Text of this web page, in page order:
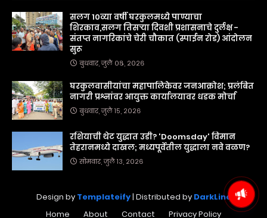
सलग 10व्या वर्षी घरकुलमध्ये पाण्याचा
शिरकाव,सलग तिसऱ्या दिवशी प्रशासनाचे दुर्लक्ष -
संतप्त नागरिकांचे चेरी चौकात (स्पाईन रोड) आंदोलन
सुरू
बुधवार, जुलै ०८, २०२६
घरकुलवासीयांचा महापालिकेवर जनआक्रोश; प्रलंबित
नागरी प्रश्नांवर आयुक्त कार्यालयावर धडक मोर्चा
बुधवार, जुलै १५, २०२६
रशियाची थेट युद्धात उडी? 'Doomsday' विमान
तेहरानमध्ये दाखल; मध्यपूर्वेतील युद्धाला नवे वळण?
सोमवार, जुलै १३, २०२६
Design by Templateify| Distributed by DarkLine
Home
About Contact Privacy Policy